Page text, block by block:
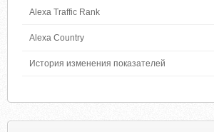
Alexa Traffic Rank
Alexa Country
История изменения показателей